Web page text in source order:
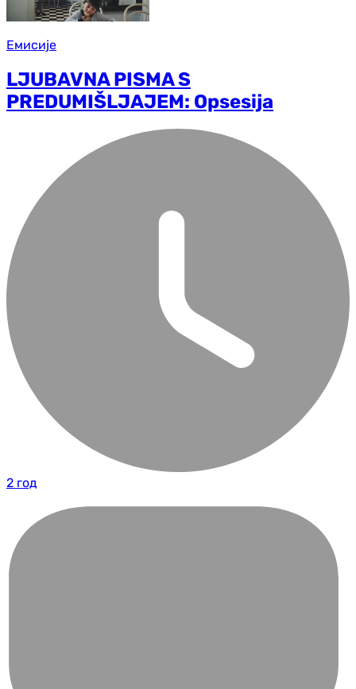
Емисије
LJUBAVNA PISMA S
PREDUMIŠLJAJEM: Opsesija
2 год